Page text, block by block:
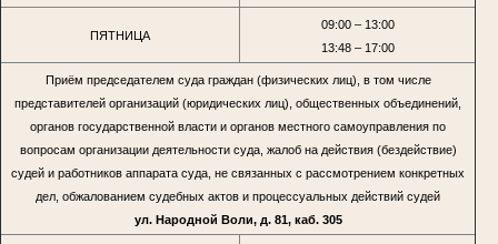
ПЯТНИЦА
09:00 – 13:00
13:48 – 17:00
Приём председателем суда граждан (физических лиц), в том числе
представителей организаций (юридических лиц), общественных объединений,
органов государственной власти и органов местного самоуправления по
вопросам организации деятельности суда, жалоб на действия (бездействие)
судей и работников аппарата суда, не связанных с рассмотрением конкретных
дел, обжалованием судебных актов и процессуальных действий судей
ул. Народной Воли, д. 81, каб. 305